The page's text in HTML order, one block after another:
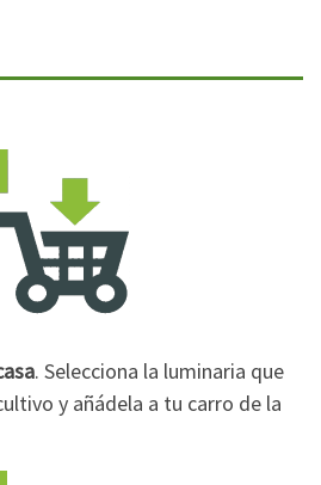
. Selecciona la luminaria que
y añádela a tu carro de la